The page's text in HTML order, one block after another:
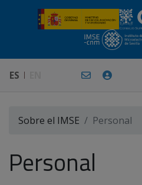
ES
Sobre el IMSE Personal
Personal